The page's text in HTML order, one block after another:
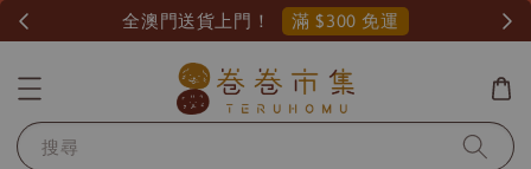
全澳門送貨上門！ 滿 $300 免運
搜尋